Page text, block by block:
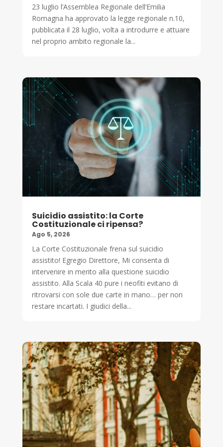
23 luglio l’Assemblea Regionale dell’Emilia
Romagna ha approvato la legge regionale n.10,
pubblicata il 28 luglio, volta a introdurre e attuare
nel proprio ambito regionale la...
Suicidio assistito: la Corte
Costituzionale ci ripensa?
Ago 5, 2026
La Corte Costituzionale frena sul suicidio
assistito! Egregio Direttore, Mi consenta di
intervenire in merito alla questione suicidio
assistito. Alla Scala 40 pure i neofiti evitano di
ritrovarsi con sole due carte in mano… per non
restare incartati. I giudici della...